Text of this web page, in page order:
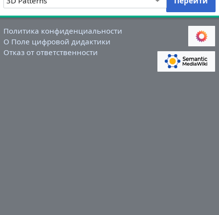
Политика конфиденциальности
О Поле цифровой дидактики
Отказ от ответственности